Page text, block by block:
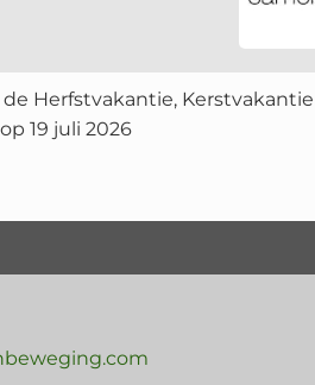
Herfstvakantie,
19 juli 2026